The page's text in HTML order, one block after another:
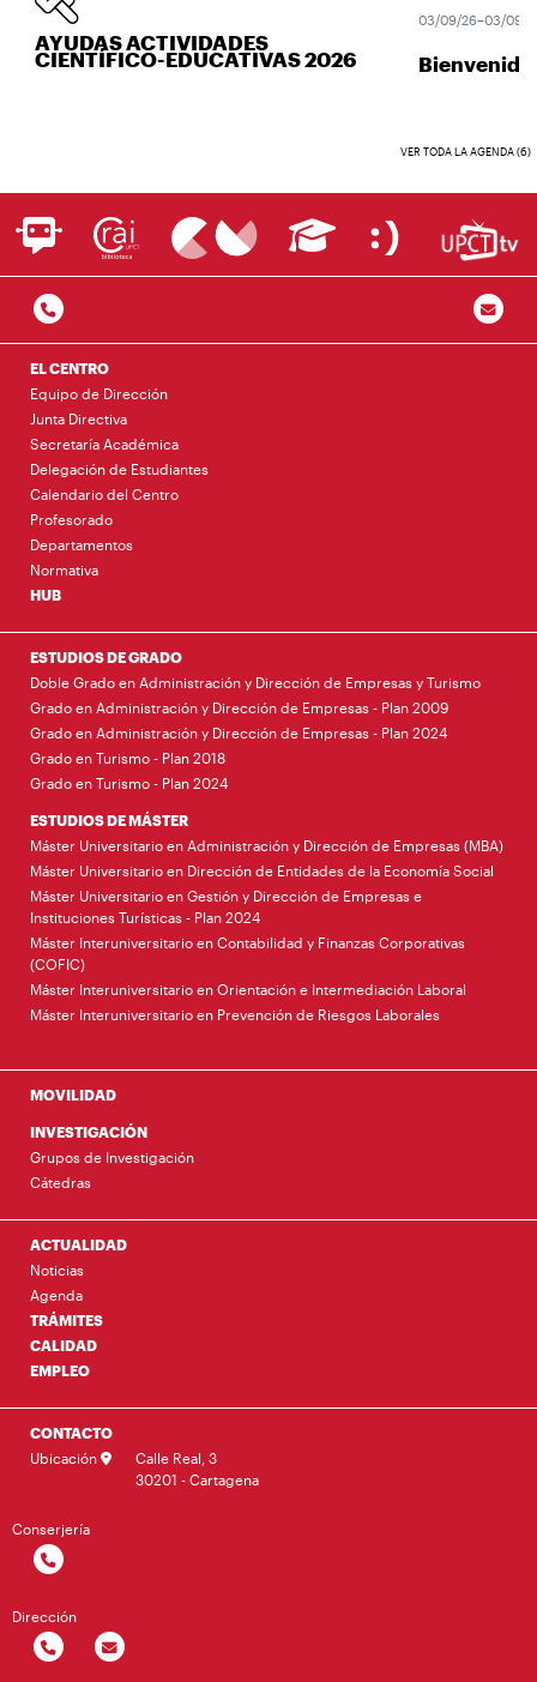
AYUDAS ACTIVIDADES
CIENTÍFICO-EDUCATIVAS 2026
03/09/26–03/09/26
Bienvenida
VER TODA LA AGENDA (6)
EL CENTRO
Equipo de Dirección
Junta Directiva
Secretaría Académica
Delegación de Estudiantes
Calendario del Centro
Profesorado
Departamentos
Normativa
HUB
ESTUDIOS DE GRADO
Doble Grado en Administración y Dirección de Empresas y Turismo
Grado en Administración y Dirección de Empresas - Plan 2009
Grado en Administración y Dirección de Empresas - Plan 2024
Grado en Turismo - Plan 2018
Grado en Turismo - Plan 2024
ESTUDIOS DE MÁSTER
Máster Universitario en Administración y Dirección de Empresas (MBA)
Máster Universitario en Dirección de Entidades de la Economía Social
Máster Universitario en Gestión y Dirección de Empresas e
Instituciones Turísticas - Plan 2024
Máster Interuniversitario en Contabilidad y Finanzas Corporativas
(COFIC)
Máster Interuniversitario en Orientación e Intermediación Laboral
Máster Interuniversitario en Prevención de Riesgos Laborales
MOVILIDAD
INVESTIGACIÓN
Grupos de Investigación
Cátedras
ACTUALIDAD
Noticias
Agenda
TRÁMITES
CALIDAD
EMPLEO
CONTACTO
Ubicación
Calle Real, 3
30201 - Cartagena
Conserjería
Dirección